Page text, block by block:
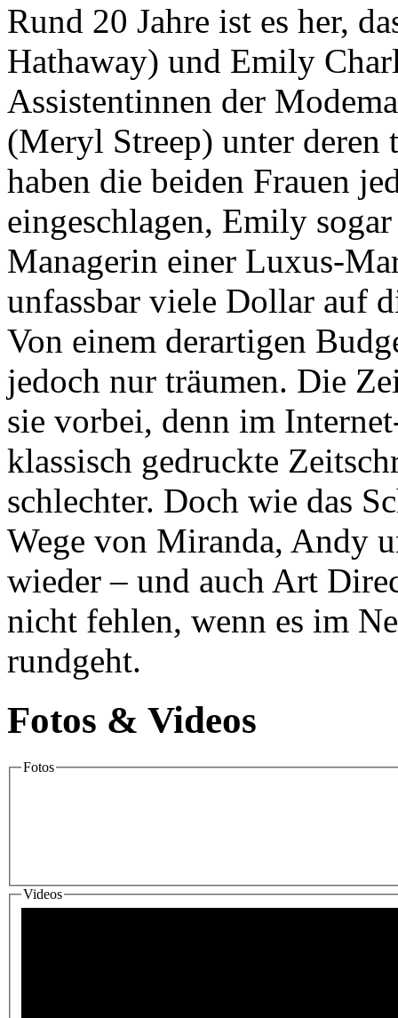
Rund 20 Jahre ist es her,
Hathaway) und Emily
Assistentinnen der
(Meryl Streep) unter
haben die beiden Frauen
eingeschlagen, Emily
Managerin einer Luxus-
unfassbar viele Dollar auf
Von einem derartigen
jedoch nur träumen. Die
sie vorbei, denn im
klassisch gedruckte
schlechter. Doch wie das
Wege von Miranda, Andy
wieder – und auch Art
nicht fehlen, wenn es im
rundgeht.
Fotos & Videos
Fotos
Videos